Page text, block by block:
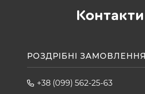
Контакти
РОЗДРІБНІ ЗАМОВЛЕННЯ
+38 (099) 562-25-63